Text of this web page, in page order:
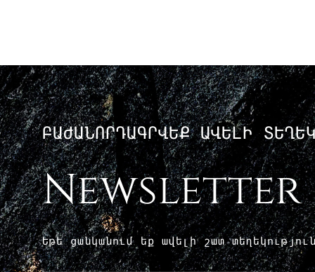
ԲԱԺԱՆՈՐԴԱԳՐՎԵՔ ԱՎԵԼԻ
Newsletter
Եթե ​​ցանկանում եք ավելի շատ